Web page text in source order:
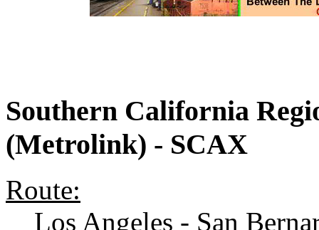
Southern California
(Metrolink) - SCAX
Route:
Los Angeles - San